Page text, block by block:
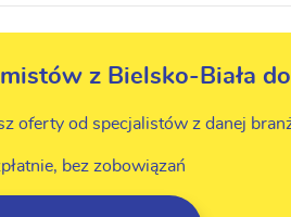
z Bielsko-Biała
oferty od specjalistów z danej
bez zobowiązań